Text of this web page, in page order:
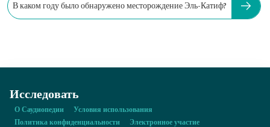
В каком году было обнаружено месторождение Эль-Катиф?
Исследовать
О Саудиопедии
Условия использования
Политика конфиденциальности
Электронное участие